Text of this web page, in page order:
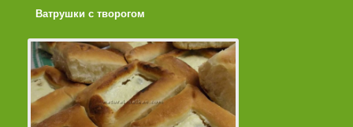
Ватрушки с творогом